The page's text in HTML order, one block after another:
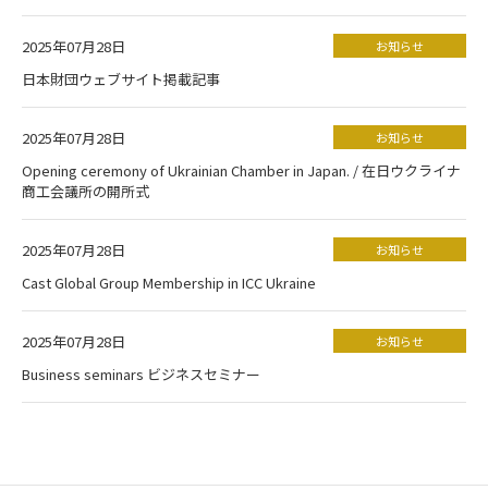
2025年07月28日 お知らせ
日本財団ウェブサイト掲載記事
2025年07月28日 お知らせ
Opening ceremony of Ukrainian Chamber in Japan. / 在日ウクライナ
商工会議所の開所式
2025年07月28日 お知らせ
Cast Global Group Membership in ICC Ukraine
2025年07月28日 お知らせ
Business seminars ビジネスセミナー